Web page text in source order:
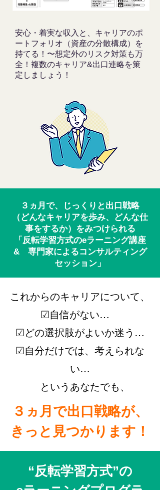
安心・着実な収入と、キャリアのポ
ートフォリオ（資産の分散構成）を
持てる！〜想定外のリスク対策も万
全！複数のキャリア&出口連略を策
定しましょう！
３ヵ月で、じっくりと出口戦略
（どんなキャリアを歩み、どんな仕
事をするか）をみつけられる
「反転学習方式のeラーニング講座
& 専門家によるコンサルティング
セッション」
これからのキャリアについて、
☑自信がない…
☑どの選択肢がよいか迷う…
☑自分だけでは、考えられな
い…
というあなたでも、
３ヵ月で出口戦略が、
きっと見つかります！
“反転学習方式”の